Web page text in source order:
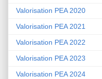
Valorisation PEA 2020
Valorisation PEA 2021
Valorisation PEA 2022
Valorisation PEA 2023
Valorisation PEA 2024